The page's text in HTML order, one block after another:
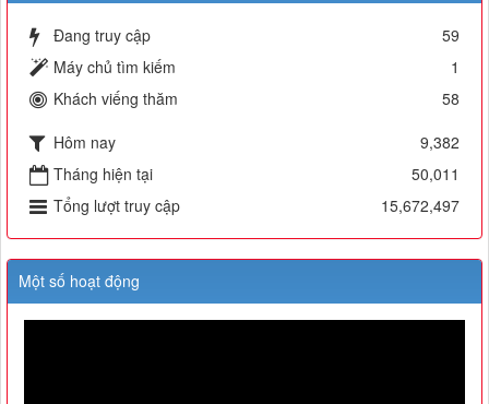
Đang truy cập
59
Máy chủ tìm kiếm
1
Khách viếng thăm
58
Hôm nay
9,382
Tháng hiện tại
50,011
Tổng lượt truy cập
15,672,497
Một số hoạt động